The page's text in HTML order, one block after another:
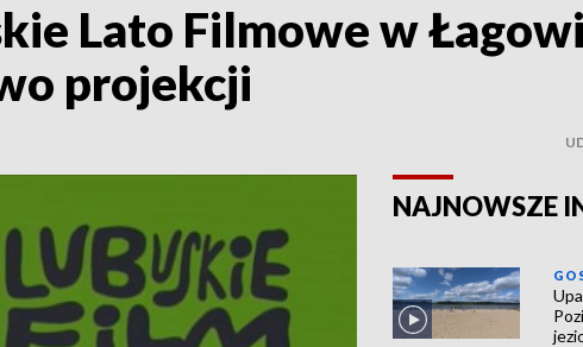
Lato Filmowe w
projekcji
NAJNOWSZE